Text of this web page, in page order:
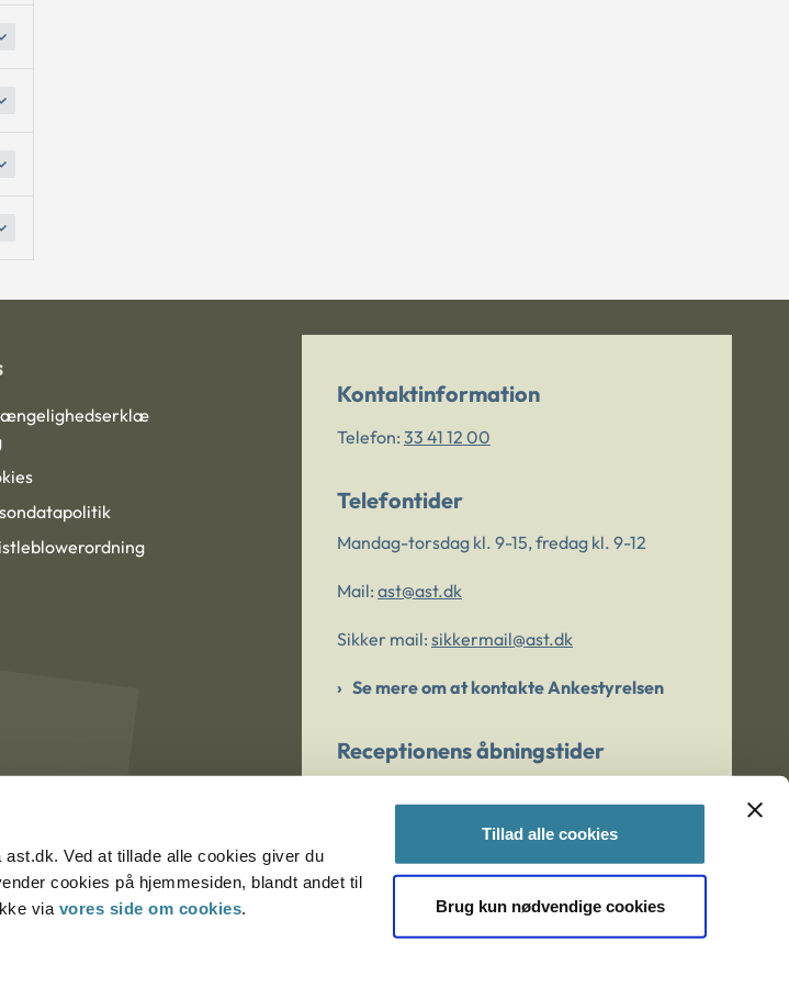
Ved at tillade alle cookies giver du
cookies på hjemmesiden, blandt andet til
via vores side om cookies.
Tillad alle cookies
Brug kun nødvendige cookies
Kontaktinformation
Telefon: 33 41 12 00
Telefontider
Mandag-torsdag kl. 9-15, fredag kl. 9-12
Mail: ast@ast.dk
Sikker mail: sikkermail@ast.dk
Se mere om at kontakte Ankestyrelsen
Receptionens åbningstider
Er du bekymret for et barn/en ung?